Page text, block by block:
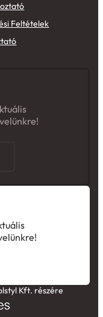
Feltételek
Kft. részére